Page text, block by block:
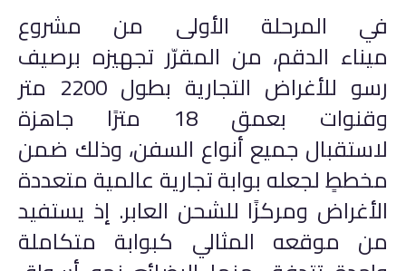
في المرحلة الأولى من مشروع
ميناء الدقم، من المقرّر تجهيزه برصيف
رسو للأغراض التجارية بطول 2200 متر
وقنوات بعمق 18 مترًا جاهزة
لاستقبال جميع أنواع السفن، وذلك ضمن
مخططٍ لجعله بوابة تجارية عالمية متعددة
الأغراض ومركزًا للشحن العابر. إذ يستفيد
من موقعه المثالي كبوابة متكاملة